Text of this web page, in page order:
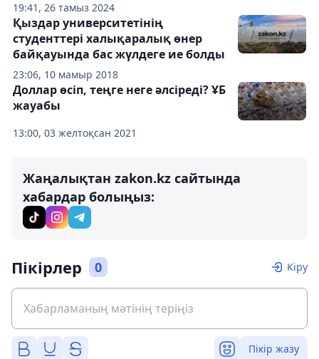
19:41, 26 тамыз 2024
23:06, 10 мамыр 2018
Қыздар университетінің
студенттері халықаралық өнер
байқауында бас жүлдеге ие болды
13:00, 03 желтоқсан 2021
Доллар өсіп, теңге неге әлсіреді? ҰБ
жауабы
Жаңалықтан zakon.kz сайтында
хабардар болыңыз:
Пікірлер 0 Кіру
Пікір жазу